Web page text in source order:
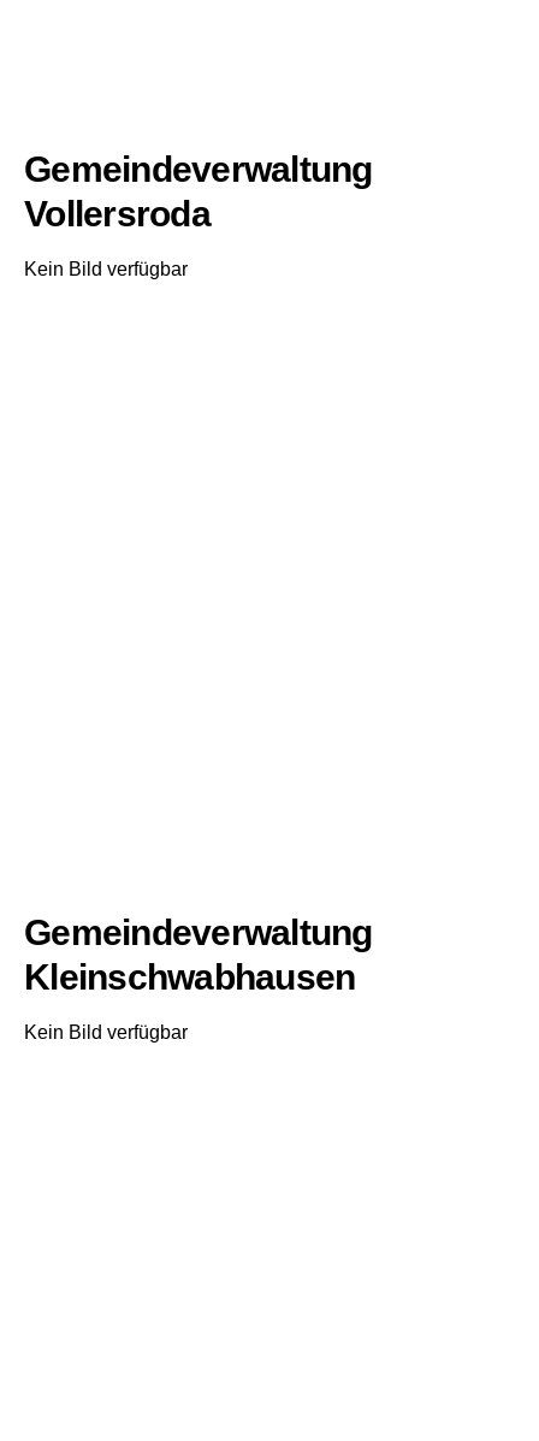
Gemeindeverwaltung
Vollersroda
Kein Bild verfügbar
Gemeindeverwaltung
Kleinschwabhausen
Kein Bild verfügbar